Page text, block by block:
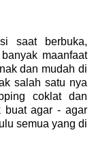
saat berbuka,
maanfaat
dan mudah di
salah satu nya
coklat dan
buat agar - agar
semua yang di